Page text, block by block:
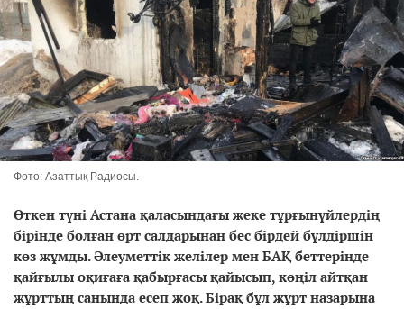
Фото: Азаттық Радиосы.
Өткен түні Астана қаласындағы жеке тұрғынүйлердің
бірінде болған өрт салдарынан бес бірдей бүлдіршін
көз жұмды. Әлеуметтік желілер мен БАҚ беттерінде
қайғылы оқиғаға қабырғасы қайысып, көңіл айтқан
жұрттың санында есеп жоқ. Бірақ бұл жұрт назарына